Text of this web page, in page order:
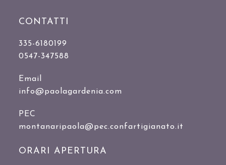
CONTATTI
335-6180199
0547-347588
Email
info@paolagardenia.com
PEC
montanaripaola@pec.confartigianato.it
ORARI APERTURA